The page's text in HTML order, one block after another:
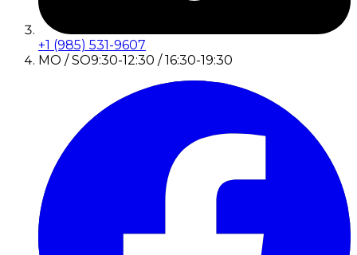
+1 (985) 531-9607
MO / SO9:30-12:30 / 16:30-19:30